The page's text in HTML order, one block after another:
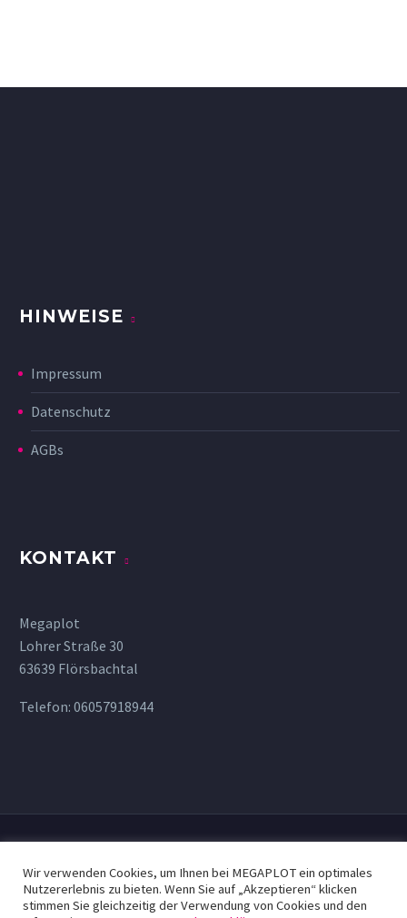
HINWEISE
Impressum
Datenschutz
AGBs
KONTAKT
Megaplot
Lohrer Straße 30
63639 Flörsbachtal
Telefon: 06057918944
Wir verwenden Cookies, um Ihnen bei MEGAPLOT ein optimales
Nutzererlebnis zu bieten. Wenn Sie auf „Akzeptieren“ klicken
stimmen Sie gleichzeitig der Verwendung von Cookies und den